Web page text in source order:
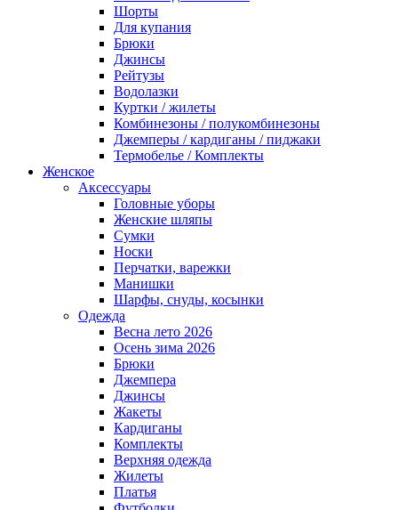
Шорты
Для купания
Брюки
Джинсы
Рейтузы
Водолазки
Куртки / жилеты
Комбинезоны / полукомбинезоны
Джемперы / кардиганы / пиджаки
Термобелье / Комплекты
Женское
Аксессуары
Головные уборы
Женские шляпы
Сумки
Носки
Перчатки, варежки
Манишки
Шарфы, снуды, косынки
Одежда
Весна лето 2026
Осень зима 2026
Брюки
Джемпера
Джинсы
Жакеты
Кардиганы
Комплекты
Верхняя одежда
Жилеты
Платья